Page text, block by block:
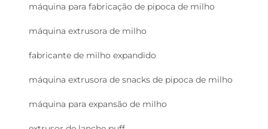
máquina para fabricação de pipoca de milho
máquina extrusora de milho
fabricante de milho expandido
máquina extrusora de snacks de pipoca de milho
máquina para expansão de milho